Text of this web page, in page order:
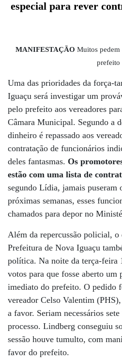
especial para rever
MANIFESTAÇÃO Muitos pedem
prefeito
Uma das prioridades da força-
Iguaçu será investigar um
pelo prefeito aos vereadores
Câmara Municipal. Segundo a
dinheiro é repassado aos
contratação de funcionários
deles fantasmas. Os
estão com uma lista de
segundo Lídia, jamais puseram
próximas semanas, esses
chamados para depor no
Além da repercussão policial, o
Prefeitura de Nova Iguaçu
política. Na noite da terça-feira
votos para que fosse aberto um
imediato do prefeito. O pedido
vereador Celso Valentim
a favor. Seriam necessários
processo. Lindberg conseguiu
sessão houve tumulto, com
favor do prefeito.